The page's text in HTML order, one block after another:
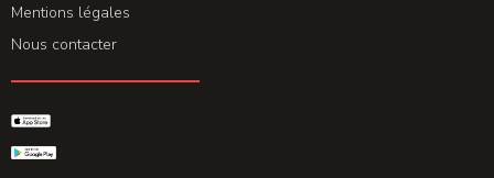
Mentions légales
Nous contacter